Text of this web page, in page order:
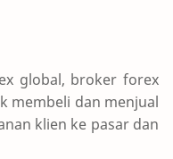
global, broker forex
membeli dan menjual
klien ke pasar dan